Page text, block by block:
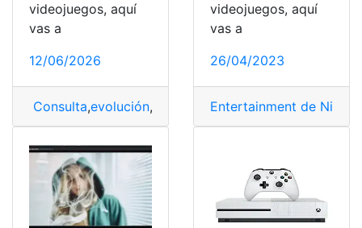
videojuegos, aquí
vas a
12/06/2026
Consulta,evolución, evolución de los videojuegos,
videojuegos, aquí
vas a
26/04/2023
Entertainment de